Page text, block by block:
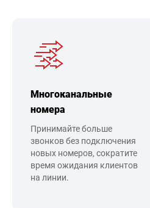
Многоканальные
номера
Принимайте больше
звонков без подключения
новых номеров, сократите
время ожидания клиентов
на линии.